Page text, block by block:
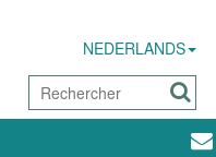
NEDERLANDS